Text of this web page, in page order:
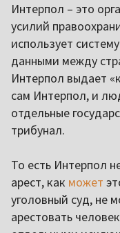
Интерпол – это
усилий
использует
данными между
Интерпол выдает
сам Интерпол, и
отдельные
трибунал.
То есть Интерпол
арест, как может
уголовный суд, не
арестовать